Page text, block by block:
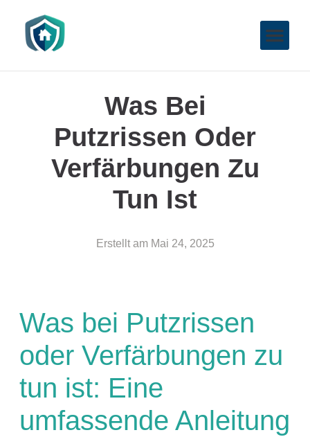
Was Bei
Putzrissen Oder
Verfärbungen Zu
Tun Ist
Erstellt am Mai 24, 2025
Was bei Putzrissen
oder Verfärbungen zu
tun ist: Eine
umfassende Anleitung